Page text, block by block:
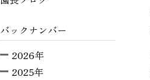
バックナンバー
2026年
2025年